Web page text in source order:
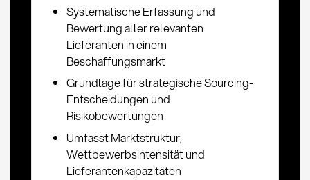
Systematische Erfassung und
Bewertung aller relevanten
Lieferanten in einem
Beschaffungsmarkt
Grundlage für strategische Sourcing-
Entscheidungen und
Risikobewertungen
Umfasst Marktstruktur,
Wettbewerbsintensität und
Lieferantenkapazitäten